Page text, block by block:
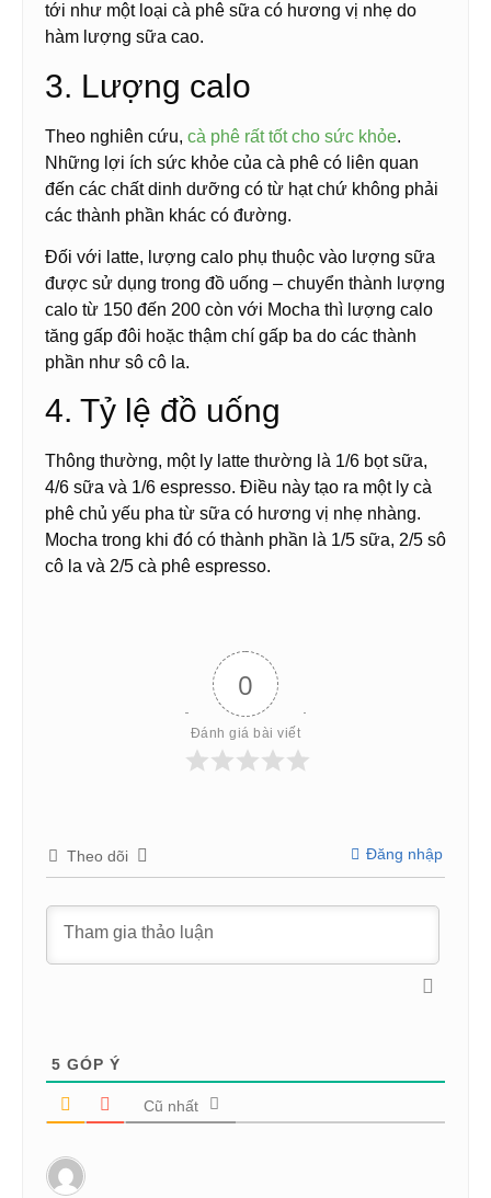
tới như một loại cà phê sữa có hương vị nhẹ do
hàm lượng sữa cao.
3. Lượng calo
Theo nghiên cứu, cà phê rất tốt cho sức khỏe.
Những lợi ích sức khỏe của cà phê có liên quan
đến các chất dinh dưỡng có từ hạt chứ không phải
các thành phần khác có đường.
Đối với latte, lượng calo phụ thuộc vào lượng sữa
được sử dụng trong đồ uống – chuyển thành lượng
calo từ 150 đến 200 còn với Mocha thì lượng calo
tăng gấp đôi hoặc thậm chí gấp ba do các thành
phần như sô cô la.
4. Tỷ lệ đồ uống
Thông thường, một ly latte thường là 1/6 bọt sữa,
4/6 sữa và 1/6 espresso. Điều này tạo ra một ly cà
phê chủ yếu pha từ sữa có hương vị nhẹ nhàng.
Mocha trong khi đó có thành phần là 1/5 sữa, 2/5 sô
cô la và 2/5 cà phê espresso.
0
Đánh giá bài viết
Theo dõi Đăng nhập
5 GÓP Ý
Cũ nhất